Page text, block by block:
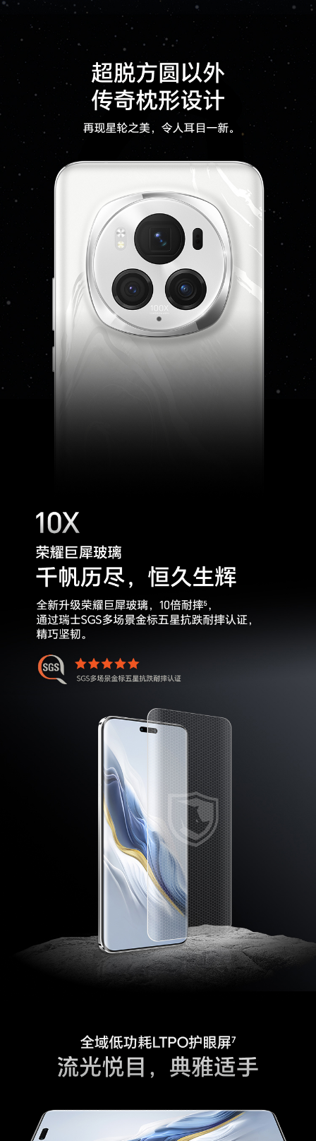
支持
网络
网络制式
支持移动/电信 5G/4G+/4G/2G，联通5G/4G+/
4G/3G/2G，广电5G/4G+/4G(备注:*主卡指SIM
卡管理中开通默认移动数据的卡。
*卡槽1、2可以任意切换为默认移动数据卡。
*如果两张都是电信卡，副卡（非默认移动数据
卡）必须开通电信VoLTE业务，才能同时使用电
信双卡。
*5G/4G网络使用，需要根据运营商网络和相关业
务部署情况确定是否支持。)
5G网络制式
主卡/副卡：移动5G（NR）/联通5G（NR）/电信
5G（NR）/广电5G（NR）(备注:5G网络使用，需
要根据运营商网络和相关业务部署情况确定是否支
持。)
4G网络制式
主卡/副卡：4G网络制式 移动4G（TD-LTE/LTE
FDD）/联通4G（LTE FDD）/电信 4G（LTE FD
D） /广电（TD-LTE/LTE FDD）(备注:4G网络使
用，需要根据运营商网络和相关业务部署情况确定
是否支持。)
主卡/副卡：3G网络制式 联通3G（WCDMA）
2G网络制式
主卡/副卡：2G网络制式 移动2G（GSM）、联通
2G（GSM）、电信2G（CDMA 1X）
网络功能
荣耀鸿燕通信、环球行、智慧选网、Link Turbo
充电接口类型
传输功能
WLAN
支持
WLAN 热点
支持
WLAN 协议
802.11 a/b/g/n/ac/ax/be，2x2 MIMO(备注:需
要搭配相应的Wi-Fi7路由器使用。)
WLAN 直连
支持
支持（反向供电时最大输出电流1A/5V）
支持
支持
支持
支持
支持，可支持B1I+B1C+B2a三频
支持，可支持E1 + E5a双频
2个
VoIP视频通话AI降噪、蓝牙耳机远程录音、后摄3
MIC录像音频变焦、前摄3MIC录像音频聚焦(备注:
VoIP视频通话AI降噪和蓝牙耳机远程录音功能需
支持读/写模式、卡模拟模式（荣耀卡包，NFC-SI